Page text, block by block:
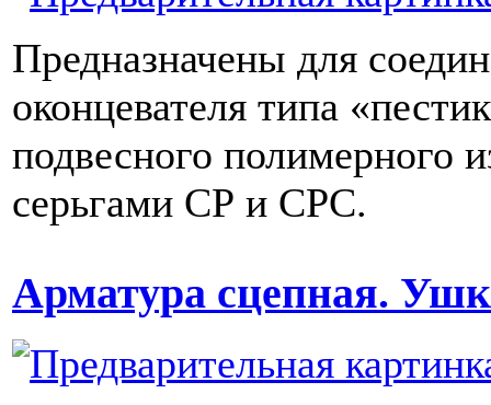
Предназначены для
оконцевателя типа
подвесного полимерного
серьгами СР и СРС.
Арматура сцепная.